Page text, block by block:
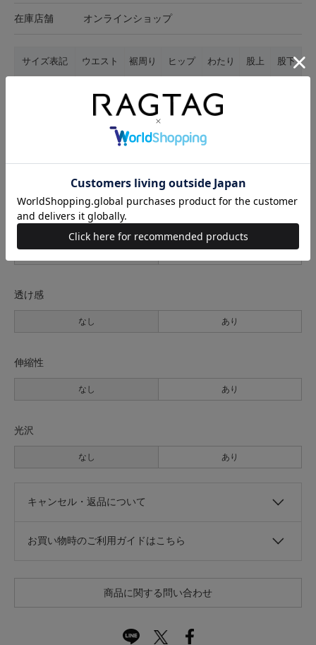
在庫店舗 オンラインショップ
サイズ表記 ウエスト 裾周り ヒップ わたり 股上 股下
普通 厚手
裏地
透け感
なし あり
伸縮性
なし あり
光沢
なし あり
キャンセル・返品について
お買い物時のご利用ガイドはこちら
商品に関する問い合わせ